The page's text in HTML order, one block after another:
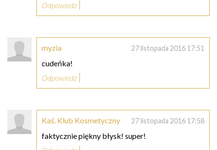
Odpowiedz
myzia 27 listopada 2016 17:51
cudeńka!
Odpowiedz
Kaś. Klub Kosmetyczny 27 listopada 2016 17:58
faktycznie piękny błysk! super!